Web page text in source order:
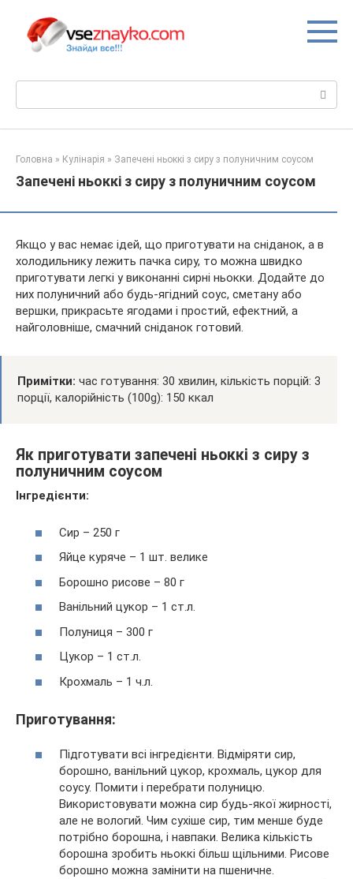
вмісту
Головна » Кулінарія » Запечені ньоккі з сиру з полуничним соусом
Запечені ньоккі з сиру з полуничним соусом
Якщо у вас немає ідей, що приготувати на сніданок, а в
холодильнику лежить пачка сиру, то можна швидко
приготувати легкі у виконанні сирні ньокки. Додайте до
них полуничний або будь-ягідний соус, сметану або
вершки, прикрасьте ягодами і простий, ефектний, а
найголовніше, смачний сніданок готовий.
Примітки: час готування: 30 хвилин, кількість порцій: 3
порції, калорійність (100g): 150 ккал
Як приготувати запечені ньоккі з сиру з
полуничним соусом
Інгредієнти:
Сир – 250 г
Яйце куряче – 1 шт. велике
Борошно рисове – 80 г
Ванільний цукор – 1 ст.л.
Полуниця – 300 г
Цукор – 1 ст.л.
Крохмаль – 1 ч.л.
Приготування:
Підготувати всі інгредієнти. Відміряти сир,
борошно, ванільний цукор, крохмаль, цукор для
соусу. Помити і перебрати полуницю.
Використовувати можна сир будь-якої жирності,
але не вологий. Чим сухіше сир, тим менше буде
потрібно борошна, і навпаки. Велика кількість
борошна зробить ньоккі більш щільними. Рисове
борошно можна замінити на пшеничне.